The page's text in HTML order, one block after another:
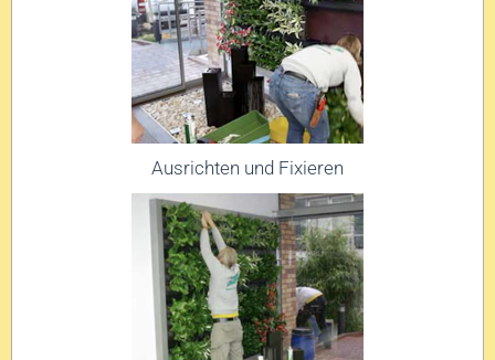
Ausrichten und Fixieren